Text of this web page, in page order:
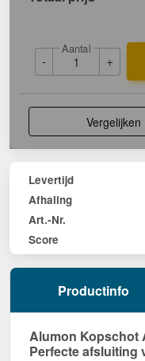
-
Aantal
+
Vergelijken
Levertijd
Afhaling
Art.-Nr.
Score
Productinfo
Alumon Kopschot
Perfecte afsluiting